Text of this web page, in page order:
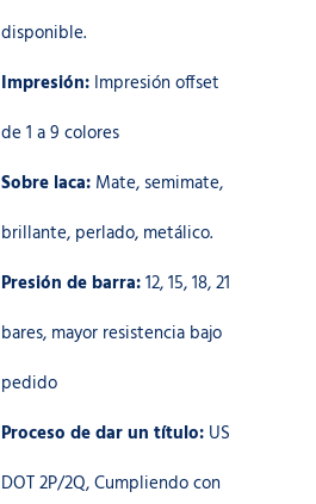
disponible.
Impresión:Impresión offset
de 1 a 9 colores
Sobre laca:Mate, semimate,
brillante, perlado, metálico.
Presión de barra:12, 15, 18, 21
bares, mayor resistencia bajo
pedido
Proceso de dar un título:US
DOT 2P/2Q, Cumpliendo con